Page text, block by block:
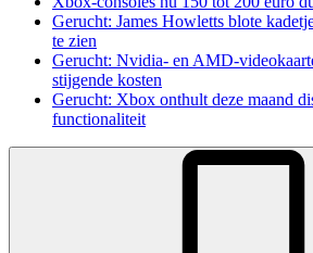
Gerucht: James Howletts blote
te zien
Gerucht: Nvidia- en AMD-
stijgende kosten
Gerucht: Xbox onthult deze maand
functionaliteit